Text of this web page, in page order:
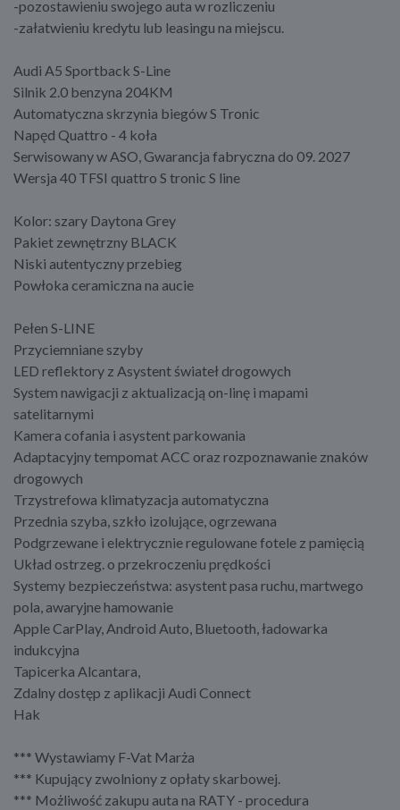
-pozostawieniu swojego auta w rozliczeniu
-załatwieniu kredytu lub leasingu na miejscu.
Audi A5 Sportback S-Line
Silnik 2.0 benzyna 204KM
Automatyczna skrzynia biegów S Tronic
Napęd Quattro - 4 koła
Serwisowany w ASO, Gwarancja fabryczna do 09. 2027
Wersja 40 TFSI quattro S tronic S line
Kolor: szary Daytona Grey
Pakiet zewnętrzny BLACK
Niski autentyczny przebieg
Powłoka ceramiczna na aucie
Pełen S-LINE
Przyciemniane szyby
LED reflektory z Asystent świateł drogowych
System nawigacji z aktualizacją on-linę i mapami
satelitarnymi
Kamera cofania i asystent parkowania
Adaptacyjny tempomat ACC oraz rozpoznawanie znaków
drogowych
Trzystrefowa klimatyzacja automatyczna
Przednia szyba, szkło izolujące, ogrzewana
Podgrzewane i elektrycznie regulowane fotele z pamięcią
Układ ostrzeg. o przekroczeniu prędkości
Systemy bezpieczeństwa: asystent pasa ruchu, martwego
pola, awaryjne hamowanie
Apple CarPlay, Android Auto, Bluetooth, ładowarka
indukcyjna
Tapicerka Alcantara,
Zdalny dostęp z aplikacji Audi Connect
Hak
*** Wystawiamy F-Vat Marża
*** Kupujący zwolniony z opłaty skarbowej.
*** Możliwość zakupu auta na RATY - procedura